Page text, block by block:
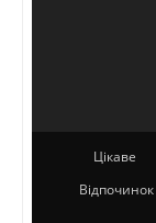
Цікаве
Відпочинок